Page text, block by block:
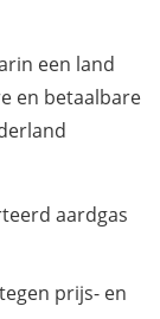
een land
en betaalbare
aardgas
prijs- en